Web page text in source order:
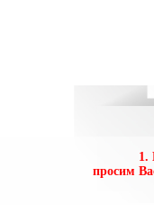
1.
просим